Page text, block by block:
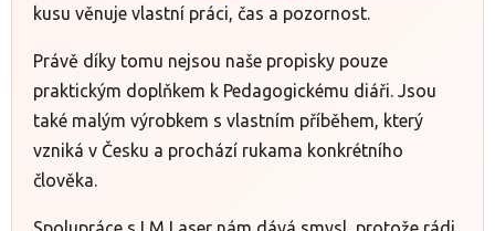
kusu věnuje vlastní práci, čas a pozornost.
Právě díky tomu nejsou naše propisky pouze
praktickým doplňkem k Pedagogickému diáři. Jsou
také malým výrobkem s vlastním příběhem, který
vzniká v Česku a prochází rukama konkrétního
člověka.